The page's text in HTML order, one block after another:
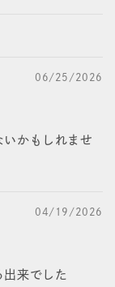
06/25/2026
いかもしれませ
04/19/2026
来でした